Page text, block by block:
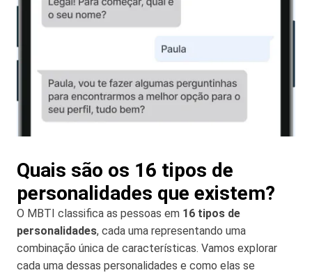
Quais são os 16 tipos de
personalidades que existem?
O MBTI classifica as pessoas em 16 tipos de
personalidades, cada uma representando uma
combinação única de características. Vamos explorar
cada uma dessas personalidades e como elas se